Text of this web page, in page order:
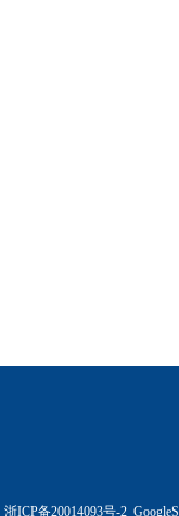
浙ICP备20014093号-2